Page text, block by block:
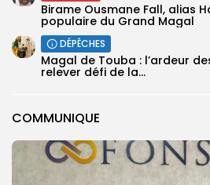
COMMUNIQUE
Birame Ousmane Fall, alias
populaire du Grand Magal
DÉPÊCHES
Magal de Touba : l’ardeur
relever défi de la...